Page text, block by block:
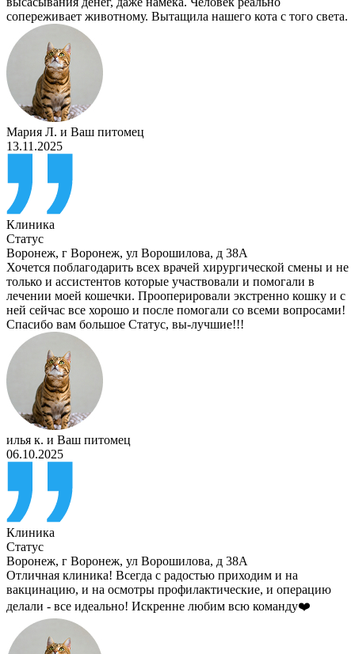
сопереживает животному. Вытащила нашего кота с того света.
Мария Л. и Ваш питомец
13.11.2025
Клиника
Статус
Воронеж, г Воронеж, ул Ворошилова, д 38А
Хочется поблагодарить всех врачей хирургической смены и не
только и ассистентов которые участвовали и помогали в
лечении моей кошечки. Прооперировали экстренно кошку и с
ней сейчас все хорошо и после помогали со всеми вопросами!
Спасибо вам большое Статус, вы-лучшие!!!
илья к. и Ваш питомец
06.10.2025
Клиника
Статус
Воронеж, г Воронеж, ул Ворошилова, д 38А
Отличная клиника! Всегда с радостью приходим и на
вакцинацию, и на осмотры профилактические, и операцию
делали - все идеально! Искренне любим всю команду❤️